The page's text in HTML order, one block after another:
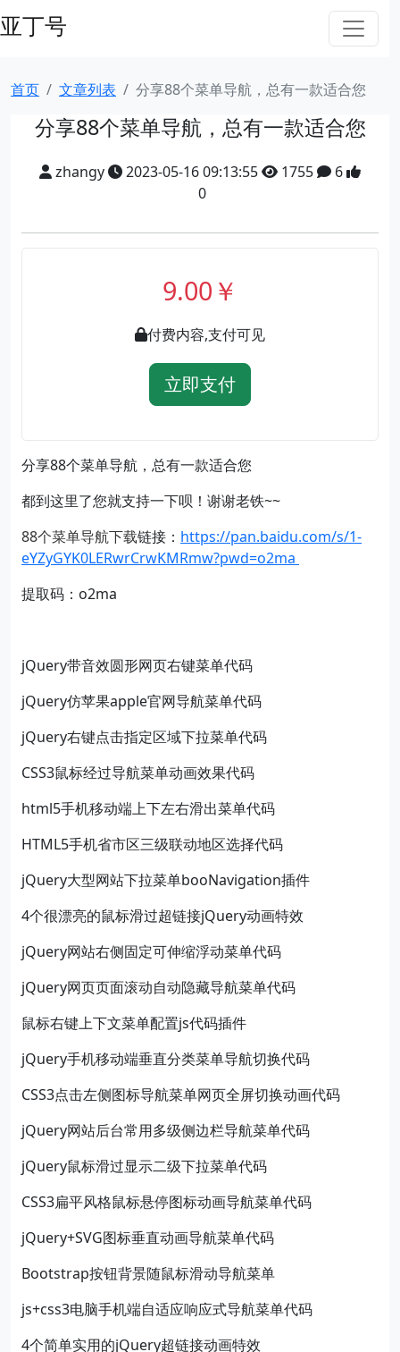
亚丁号
首页 文章列表 分享88个菜单导航，总有一款适合您
分享88个菜单导航，总有一款适合您
zhangy 2023-05-16 09:13:55 1755
6
0
9.00￥
付费内容,支付可见
立即支付
分享88个菜单导航，总有一款适合您
都到这里了您就支持一下呗！谢谢老铁~~
88个菜单导航下载链接： https://pan.baidu.com/s/1-
eYZyGYK0LERwrCrwKMRmw?pwd=o2ma
提取码：o2ma
jQuery带音效圆形网页右键菜单代码
jQuery仿苹果apple官网导航菜单代码
jQuery右键点击指定区域下拉菜单代码
CSS3鼠标经过导航菜单动画效果代码
html5手机移动端上下左右滑出菜单代码
HTML5手机省市区三级联动地区选择代码
jQuery大型网站下拉菜单booNavigation插件
4个很漂亮的鼠标滑过超链接jQuery动画特效
jQuery网站右侧固定可伸缩浮动菜单代码
jQuery网页页面滚动自动隐藏导航菜单代码
鼠标右键上下文菜单配置js代码插件
jQuery手机移动端垂直分类菜单导航切换代码
CSS3点击左侧图标导航菜单网页全屏切换动画代码
jQuery网站后台常用多级侧边栏导航菜单代码
jQuery鼠标滑过显示二级下拉菜单代码
CSS3扁平风格鼠标悬停图标动画导航菜单代码
jQuery+SVG图标垂直动画导航菜单代码
Bootstrap按钮背景随鼠标滑动导航菜单
js+css3电脑手机端自适应响应式导航菜单代码
4个简单实用的jQuery超链接动画特效